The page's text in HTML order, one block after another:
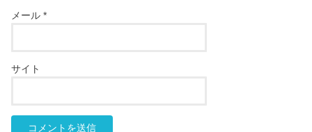
メール*
サイト